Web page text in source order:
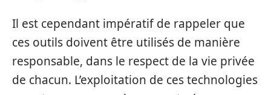
Il est cependant impératif de rappeler que
ces outils doivent être utilisés de manière
responsable, dans le respect de la vie privée
de chacun. L’exploitation de ces technologies